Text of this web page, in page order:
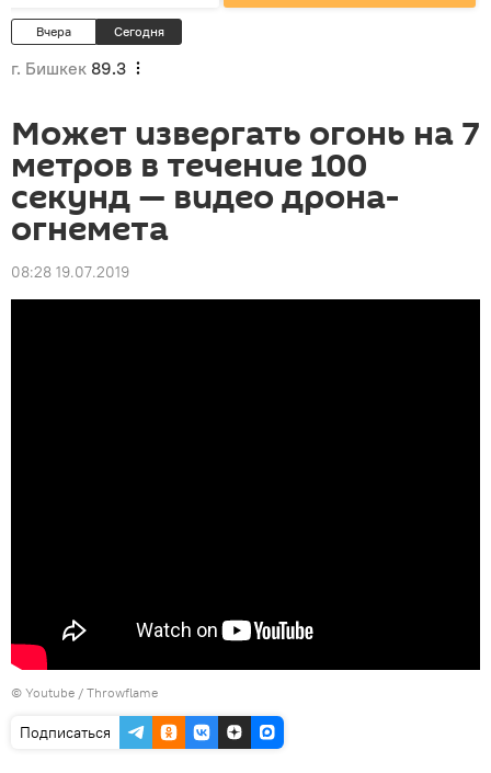
Вчера Сегодня
г. Бишкек 89.3
Может извергать огонь на 7
метров в течение 100
секунд — видео дрона-
огнемета
08:28 19.07.2019
© Youtube / Throwflame
Подписаться